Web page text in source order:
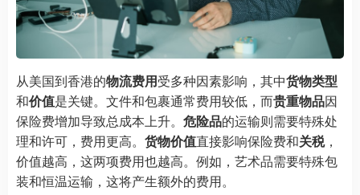
从美国到香港的物流费用受多种因素影响，其中货物类型
和价值是关键。文件和包裹通常费用较低，而贵重物品因
保险费增加导致总成本上升。 危险品的运输则需要特殊处
理和许可，费用更高。 货物价值直接影响保险费和关税，
价值越高，这两项费用也越高。例如，艺术品需要特殊包
装和恒温运输，这将产生额外的费用。